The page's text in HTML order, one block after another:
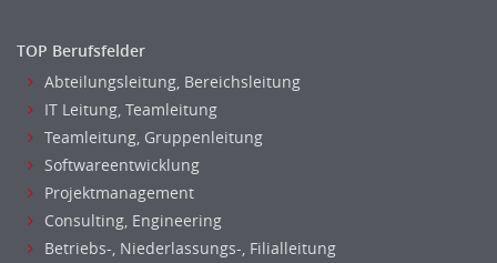
Fotografie, Video
Grafik- und Kommunikationsdesign
Medien-, Screen-, Webdesign
Modedesign, Schmuckdesign
Produktdesign, Industriedesign
Beschaffungslogistik
TOP Berufsfelder
Abteilungsleitung, Bereichsleitung
IT Leitung, Teamleitung
Teamleitung, Gruppenleitung
Softwareentwicklung
Projektmanagement
Consulting, Engineering
Betriebs-, Niederlassungs-, Filialleitung